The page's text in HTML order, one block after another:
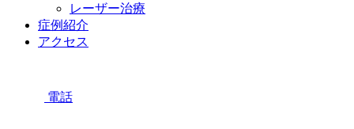
レーザー治療
症例紹介
アクセス
電話